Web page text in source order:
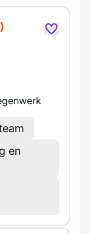
en